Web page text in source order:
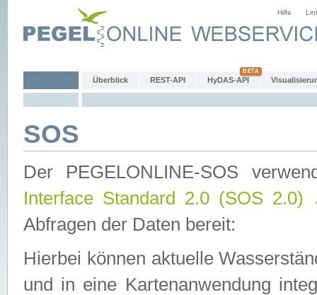
Hilfe
Überblick REST-API HyDAS-API
SOS
Der PEGELONLINE-SOS
Interface Standard 2.0 (SOS 2.0)
Abfragen der Daten bereit:
Hierbei können aktuelle
und in eine Kartenanwendung